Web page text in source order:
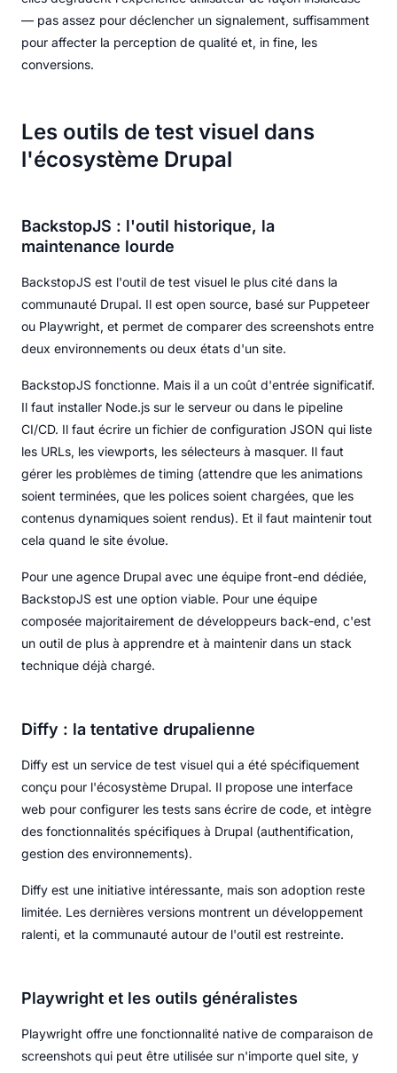
— pas assez pour déclencher un signalement, suffisamment
pour affecter la perception de qualité et, in fine, les
conversions.
Les outils de test visuel dans
l'écosystème Drupal
BackstopJS : l'outil historique, la
maintenance lourde
BackstopJS est l'outil de test visuel le plus cité dans la
communauté Drupal. Il est open source, basé sur Puppeteer
ou Playwright, et permet de comparer des screenshots entre
deux environnements ou deux états d'un site.
BackstopJS fonctionne. Mais il a un coût d'entrée significatif.
Il faut installer Node.js sur le serveur ou dans le pipeline
CI/CD. Il faut écrire un fichier de configuration JSON qui liste
les URLs, les viewports, les sélecteurs à masquer. Il faut
gérer les problèmes de timing (attendre que les animations
soient terminées, que les polices soient chargées, que les
contenus dynamiques soient rendus). Et il faut maintenir tout
cela quand le site évolue.
Pour une agence Drupal avec une équipe front-end dédiée,
BackstopJS est une option viable. Pour une équipe
composée majoritairement de développeurs back-end, c'est
un outil de plus à apprendre et à maintenir dans un stack
technique déjà chargé.
Diffy : la tentative drupalienne
Diffy est un service de test visuel qui a été spécifiquement
conçu pour l'écosystème Drupal. Il propose une interface
web pour configurer les tests sans écrire de code, et intègre
des fonctionnalités spécifiques à Drupal (authentification,
gestion des environnements).
Diffy est une initiative intéressante, mais son adoption reste
limitée. Les dernières versions montrent un développement
ralenti, et la communauté autour de l'outil est restreinte.
Playwright et les outils généralistes
Playwright offre une fonctionnalité native de comparaison de
screenshots qui peut être utilisée sur n'importe quel site, y